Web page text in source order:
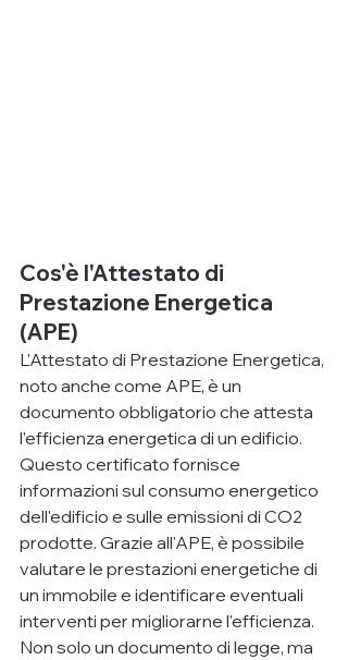
Cos'è l'Attestato di
Prestazione Energetica
(APE)
L'Attestato di Prestazione Energetica,
noto anche come APE, è un
documento obbligatorio che attesta
l'efficienza energetica di un edificio.
Questo certificato fornisce
informazioni sul consumo energetico
dell'edificio e sulle emissioni di CO2
prodotte. Grazie all'APE, è possibile
valutare le prestazioni energetiche di
un immobile e identificare eventuali
interventi per migliorarne l'efficienza.
Non solo un documento di legge, ma